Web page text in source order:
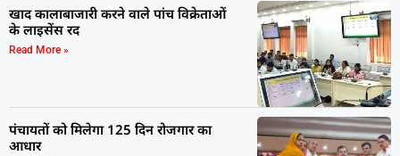
खाद कालाबाजारी करने वाले पांच विक्रेताओं
के लाइसेंस रद
Read More »
पंचायतों को मिलेगा 125 दिन रोजगार का
आधार